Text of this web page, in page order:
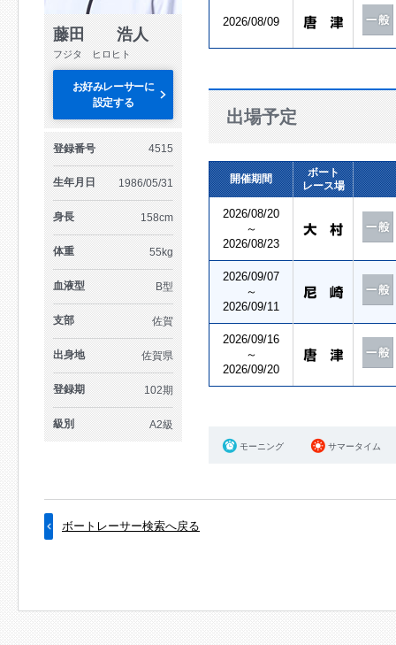
藤田 浩人
フジタ ヒロヒト
お好みレーサーに
設定する
登録番号 4515
生年月日 1986/05/31
身長 158cm
体重 55kg
血液型 B型
支部 佐賀
出身地 佐賀県
登録期 102期
級別 A2級
2026/08/09
出場予定
開催期間
ボート
レース場
2026/08/20
～
2026/08/23
2026/09/07
～
2026/09/11
2026/09/16
～
2026/09/20
モーニング サマータイム
ボートレーサー検索へ戻る